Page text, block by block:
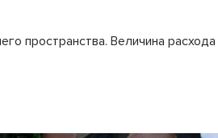
пространства. Величина расхода